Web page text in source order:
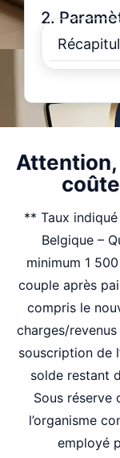
2.
Attention,
** Taux indiqué
Belgique –
minimum 1
couple après
compris le
charges/
souscription de
solde restant
Sous réserve
l’organisme
employé